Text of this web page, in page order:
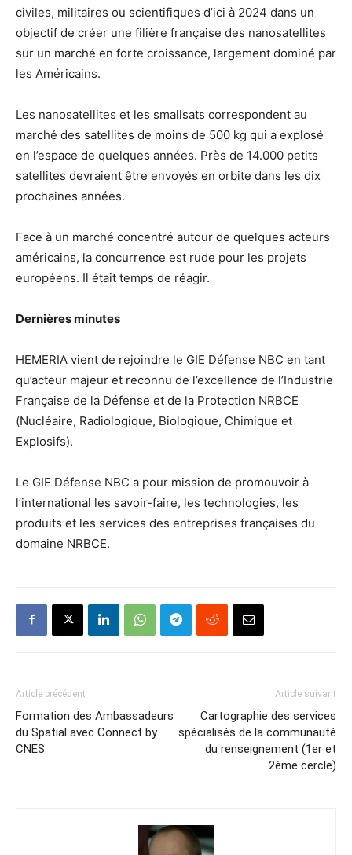
civiles, militaires ou scientifiques d’ici à 2024 dans un
objectif de créer une filière française des nanosatellites
sur un marché en forte croissance, largement dominé par
les Américains.
Les nanosatellites et les smallsats correspondent au
marché des satellites de moins de 500 kg qui a explosé
en l’espace de quelques années. Près de 14.000 petits
satellites devraient être envoyés en orbite dans les dix
prochaines années.
Face à un marché concentré autour de quelques acteurs
américains, la concurrence est rude pour les projets
européens. Il était temps de réagir.
Dernières minutes
HEMERIA vient de rejoindre le GIE Défense NBC en tant
qu’acteur majeur et reconnu de l’excellence de l’Industrie
Française de la Défense et de la Protection NRBCE
(Nucléaire, Radiologique, Biologique, Chimique et
Explosifs).
Le GIE Défense NBC a pour mission de promouvoir à
l’international les savoir-faire, les technologies, les
produits et les services des entreprises françaises du
domaine NRBCE.
Article précédent
Formation des Ambassadeurs
du Spatial avec Connect by
CNES
Article suivant
Cartographie des services
spécialisés de la communauté
du renseignement (1er et
2ème cercle)